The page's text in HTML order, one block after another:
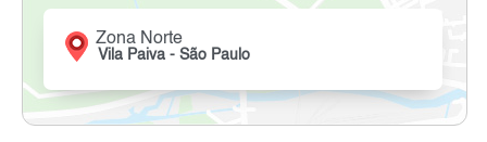
Zona Norte
Vila Paiva - São Paulo